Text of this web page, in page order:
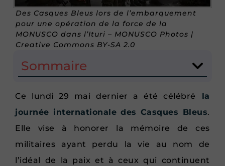
Des Casques Bleus lors de l’embarquement
pour une opération de la force de la
MONUSCO dans l’Ituri – MONUSCO Photos |
Creative Commons BY-SA 2.0
Sommaire
Ce lundi 29 mai dernier a été célébré
la
journée internationale des Casques Bleus.
Elle vise à honorer la mémoire de ces
militaires ayant perdu la vie au nom de
l’idéal de la paix et à ceux qui continuent